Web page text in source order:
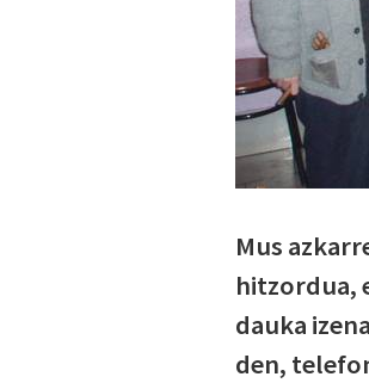
Mus
hitzordua,
dauka
den,